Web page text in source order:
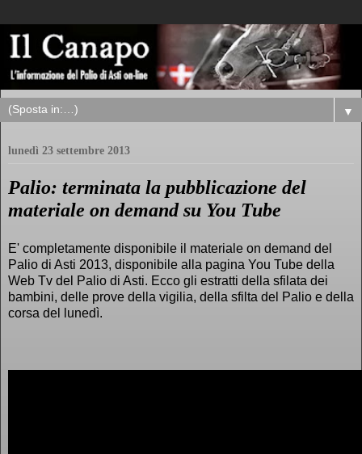
▼
lunedì 23 settembre 2013
Palio: terminata la pubblicazione del
materiale on demand su You Tube
E' completamente disponibile il materiale on demand del
Palio di Asti 2013, disponibile alla pagina You Tube della
Web Tv del Palio di Asti. Ecco gli estratti della sfilata dei
bambini, delle prove della vigilia, della sfilta del Palio e della
corsa del lunedì.